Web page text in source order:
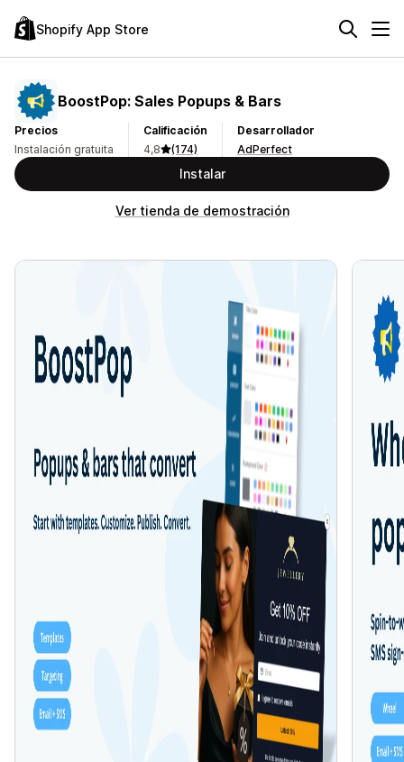
Shopify App Store
BoostPop: Sales Popups & Bars
Precios
Instalación gratuita
Calificación
4,8
(174)
Desarrollador
AdPerfect
Instalar
Ver tienda de demostración